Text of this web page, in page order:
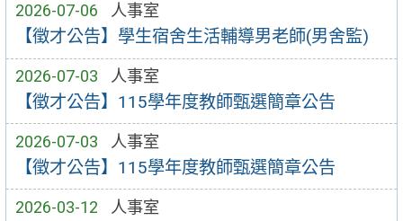
2026-07-06 人事室
【徵才公告】學生宿舍生活輔導男老師(男舍監)
2026-07-03 人事室
【徵才公告】115學年度教師甄選簡章公告
2026-07-03 人事室
【徵才公告】115學年度教師甄選簡章公告
2026-03-12 人事室